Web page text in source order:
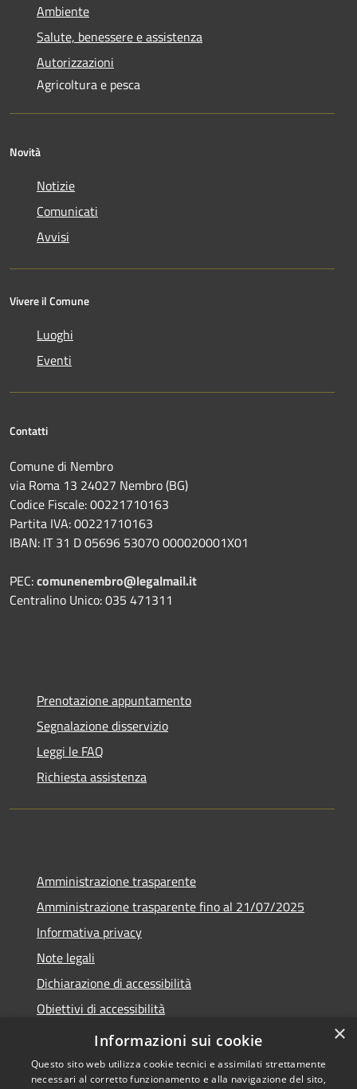
Ambiente
Salute, benessere e assistenza
Autorizzazioni
Agricoltura e pesca
Novità
Notizie
Comunicati
Avvisi
Vivere il Comune
Luoghi
Eventi
Contatti
Comune di Nembro
via Roma 13 24027 Nembro (BG)
Codice Fiscale: 00221710163
Partita IVA: 00221710163
IBAN: IT 31 D 05696 53070 000020001X01
PEC:comunenembro@legalmail.it
Centralino Unico: 035 471311
Prenotazione appuntamento
Segnalazione disservizio
Leggi le FAQ
Richiesta assistenza
Amministrazione trasparente
Amministrazione trasparente fino al 21/07/2025
Informativa privacy
Note legali
Dichiarazione di accessibilità
Obiettivi di accessibilità
Piano di miglioramento
×
Informazioni sui cookie
Questo sito web utilizza cookie tecnici e assimilati strettamente
necessari al corretto funzionamento e alla navigazione del sito,